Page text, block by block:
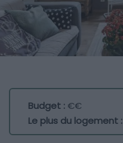
Budget :€€
Le plus du logement :